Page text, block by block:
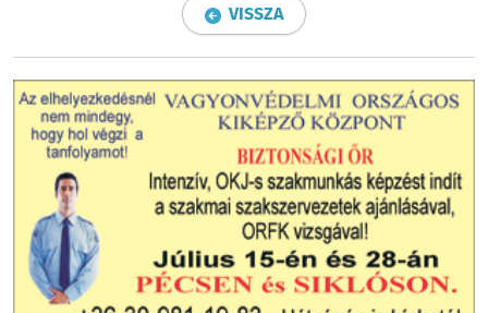
VISSZA